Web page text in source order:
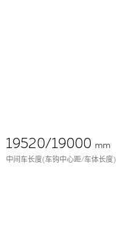
19520/19000 mm
中间车长度(车钩中心距/车体长度)